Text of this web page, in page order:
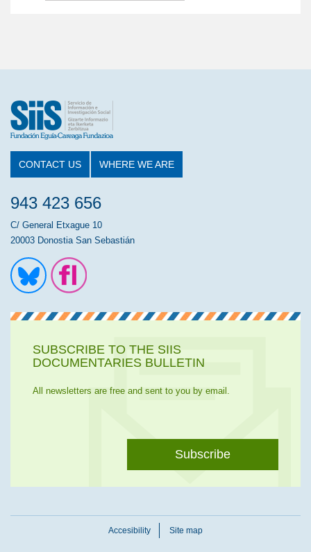
CONTACT US WHERE WE ARE
943 423 656
C/ General Etxague 10
20003 Donostia San Sebastián
SUBSCRIBE TO THE SIIS
DOCUMENTARIES BULLETIN
All newsletters are free and sent to you by email.
Subscribe
Accesibility Site map